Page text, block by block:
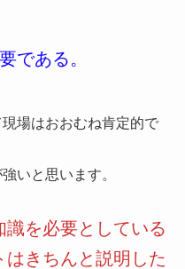
である。
場はおおむね肯定的で
いと思います。
識を必要としている
きちんと説明した